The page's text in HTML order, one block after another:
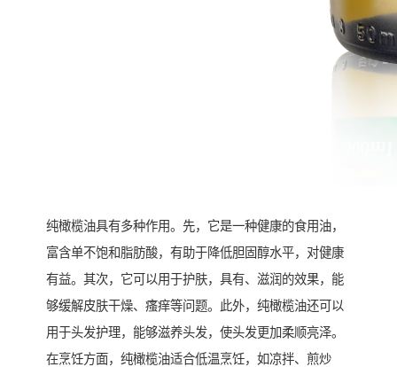
纯橄榄油具有多种作用。先，它是一种健康的食用油，
富含单不饱和脂肪酸，有助于降低胆固醇水平，对健康
有益。其次，它可以用于护肤，具有、滋润的效果，能
够缓解皮肤干燥、瘙痒等问题。此外，纯橄榄油还可以
用于头发护理，能够滋养头发，使头发更加柔顺亮泽。
在烹饪方面，纯橄榄油适合低温烹饪，如凉拌、煎炒